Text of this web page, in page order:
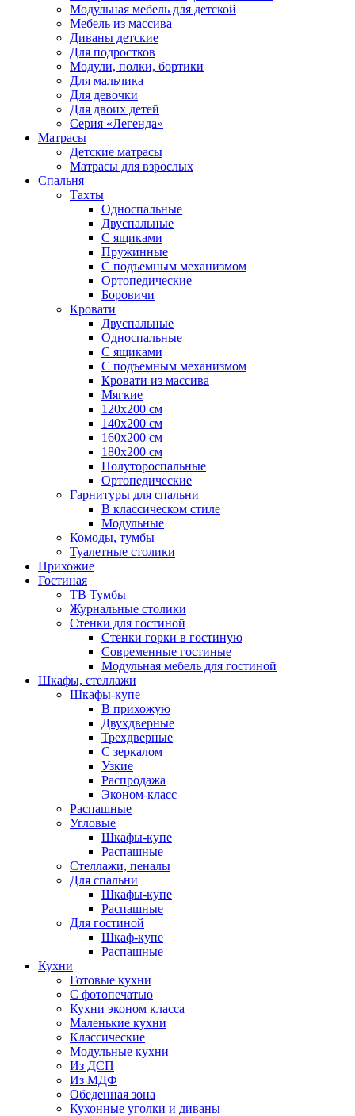
Модульная мебель для детской
Мебель из массива
Диваны детские
Для подростков
Модули, полки, бортики
Для мальчика
Для девочки
Для двоих детей
Серия «Легенда»
Матрасы
Детские матрасы
Матрасы для взрослых
Спальня
Тахты
Односпальные
Двуспальные
С ящиками
Пружинные
С подъемным механизмом
Ортопедические
Боровичи
Кровати
Двуспальные
Односпальные
С ящиками
С подъемным механизмом
Кровати из массива
Мягкие
120х200 см
140х200 см
160х200 см
180х200 см
Полутороспальные
Ортопедические
Гарнитуры для спальни
В классическом стиле
Модульные
Комоды, тумбы
Туалетные столики
Прихожие
Гостиная
ТВ Тумбы
Журнальные столики
Стенки для гостиной
Стенки горки в гостиную
Современные гостиные
Модульная мебель для гостиной
Шкафы, стеллажи
Шкафы-купе
В прихожую
Двухдверные
Трехдверные
С зеркалом
Узкие
Распродажа
Эконом-класс
Распашные
Угловые
Шкафы-купе
Распашные
Стеллажи, пеналы
Для спальни
Шкафы-купе
Распашные
Для гостиной
Шкаф-купе
Распашные
Кухни
Готовые кухни
С фотопечатью
Кухни эконом класса
Маленькие кухни
Классические
Модульные кухни
Из ДСП
Из МДФ
Обеденная зона
Кухонные уголки и диваны